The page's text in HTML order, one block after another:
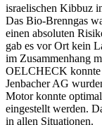
israelischen Kibbuz
Das Bio-Brenngas
einen absoluten
gab es vor Ort kein
im Zusammenhang
OELCHECK konnte
Jenbacher AG
Motor konnte
eingestellt werden.
in allen Situationen.